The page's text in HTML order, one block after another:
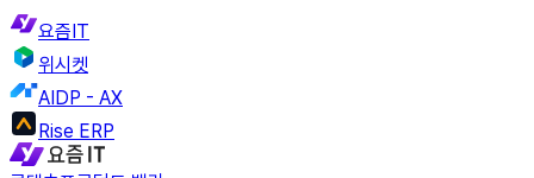
요즘IT
위시켓
AIDP - AX
Rise ERP